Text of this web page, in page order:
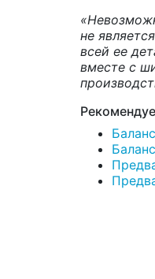
не
всей ее
вместе с